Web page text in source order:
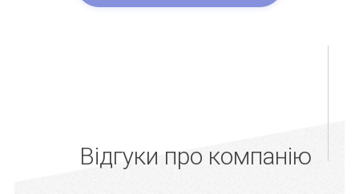
Відгуки про компанію